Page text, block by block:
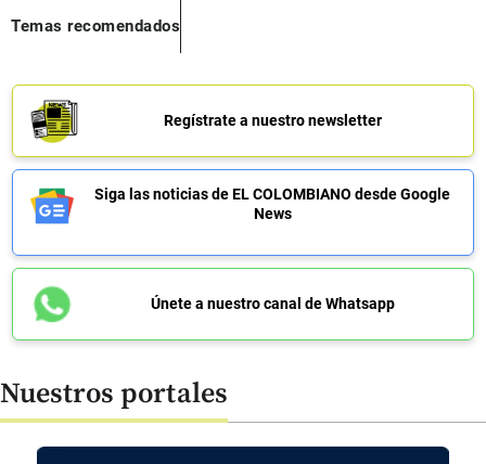
Temas recomendados
Regístrate a nuestro newsletter
Siga las noticias de EL COLOMBIANO desde Google
News
Únete a nuestro canal de Whatsapp
Nuestros portales